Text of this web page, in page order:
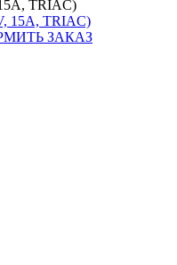
TRIAC)
ЗАКАЗ